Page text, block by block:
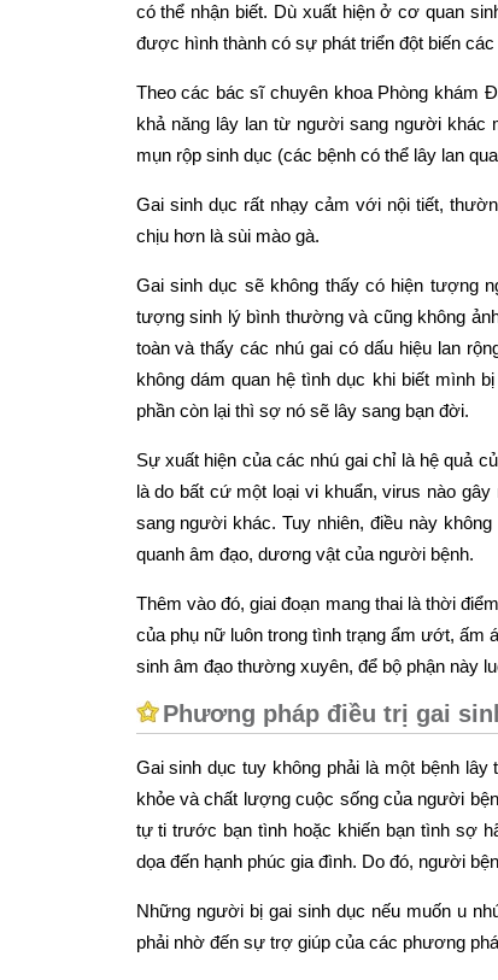
có thể nhận biết. Dù xuất hiện ở cơ quan
được hình thành có sự phát triển đột biến
Theo các bác sĩ chuyên khoa Phòng khám
khả năng lây lan từ người sang người khác
mụn rộp sinh dục (các bệnh có thể lây lan
Gai sinh dục rất nhạy cảm với nội tiết,
chịu hơn là sùi mào gà.
Gai sinh dục sẽ không thấy có hiện tượng
tượng sinh lý bình thường và cũng không
toàn và thấy các nhú gai có dấu hiệu lan
không dám quan hệ tình dục khi biết mình
phần còn lại thì sợ nó sẽ lây sang bạn đời.
Sự xuất hiện của các nhú gai chỉ là hệ quả
là do bất cứ một loại vi khuẩn, virus nào
sang người khác. Tuy nhiên, điều này
quanh âm đạo, dương vật của người bệnh.
Thêm vào đó, giai đoạn mang thai là thời
của phụ nữ luôn trong tình trạng ẩm ướt, ấm
sinh âm đạo thường xuyên, để bộ phận này
Phương pháp điều trị gai
Gai sinh dục tuy không phải là một bệnh
khỏe và chất lượng cuộc sống của người
tự ti trước bạn tình hoặc khiến bạn tình sợ
dọa đến hạnh phúc gia đình. Do đó, người
Những người bị gai sinh dục nếu muốn u
phải nhờ đến sự trợ giúp của các phương